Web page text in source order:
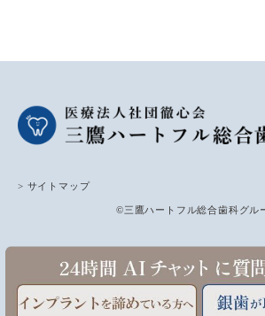
> サイトマップ
©三鷹ハートフル総合歯科グル